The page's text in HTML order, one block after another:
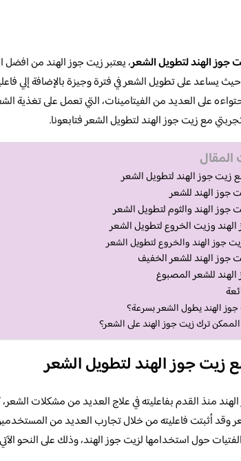
جوز الهند لتطويل الشعر، يعتبر زيت جوز الهند من افضل
يساعد على تطويل الشعر في فترة وجيزة بالإضافة إلي
على العديد من الفيتامينات، التي تعمل على تغذية
مع زيت جوز الهند لتطويل الشعر فتابعونا.
زيت جوز الهند لتطويل الشعر
جوز الهند للشعر
جوز الهند والثوم لتطويل الشعر
وزيت الخروع لتطويل الشعر
جوز الهند والخروع لتطويل الشعر
جوز الهند للشعر الخفيف
للشعر المصبوغ
الهند يطول الشعر بسرعة؟
ترك زيت جوز الهند على الشعر؟
زيت جوز الهند لتطويل الشعر
منذ القدم بفاعليته في علاج العديد من مشكلات الشعر،
وقد أثبتت فاعليته من خلال تجارب العديد من
حول استخدامها لزيت جوز الهند، وذلك على النحو